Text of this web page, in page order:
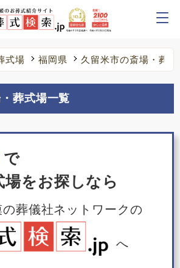
式場 福岡県 久留米市の斎場・葬式
葬式場一覧
で
場をお探しなら
の葬儀社ネットワークの
へ